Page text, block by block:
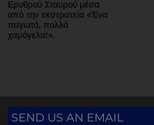
Ερυθρού Σταυρού μέσα
από την εκστρατεία «Ένα
παγωτό, πολλά
χαμόγελα!».
SEND US AN EMAIL